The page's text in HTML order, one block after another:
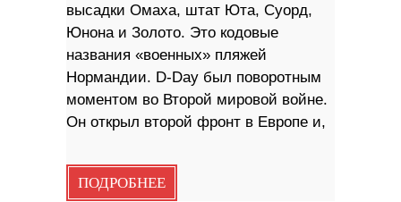
высадки Омаха, штат Юта, Суорд,
Юнона и Золото. Это кодовые
названия «военных» пляжей
Нормандии. D-Day был поворотным
моментом во Второй мировой войне.
Он открыл второй фронт в Европе и,
ПОДРОБНЕЕ